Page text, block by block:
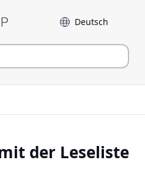
Sprache
der Leseliste